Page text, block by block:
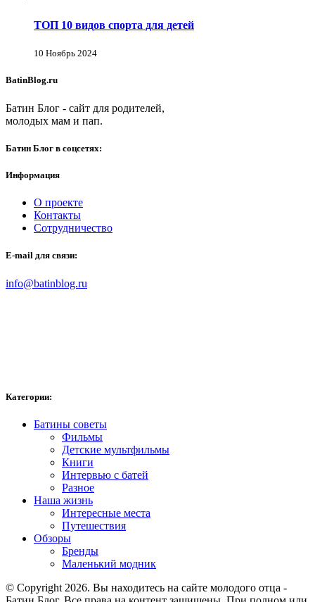
ТОП 10 видов спорта для детей
10 Ноябрь 2024
BatinBlog.ru
Батин Блог - сайт для родителей,
молодых мам и пап.
Батин Блог в соцсетях:
Информация
О проекте
Контакты
Сотрудничество
E-mail для связи:
info@batinblog.ru
Категории:
Батины советы
Фильмы
Детские мультфильмы
Книги
Интервью с батей
Разное
Наша жизнь
Интересные места
Путешествия
Обзоры
Бренды
Маленький модник
© Copyright 2026. Вы находитесь на сайте молодого отца -